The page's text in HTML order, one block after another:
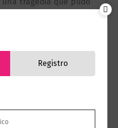
9786287784192
Editorial Penguin
Registro